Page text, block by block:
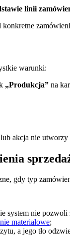
linii
konkretne
warunki:
„Produkcja” na
akcja nie utworzy
gdy typ
system nie
materiałowe;
a jego tło